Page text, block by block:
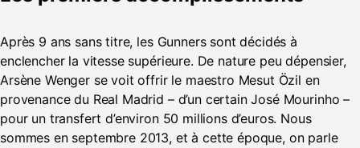
Après 9 ans sans titre, les Gunners sont décidés à
enclencher la vitesse supérieure. De nature peu dépensier,
Arsène Wenger se voit offrir le maestro Mesut Özil en
provenance du Real Madrid – d’un certain José Mourinho –
pour un transfert d’environ 50 millions d’euros. Nous
sommes en septembre 2013, et à cette époque, on parle